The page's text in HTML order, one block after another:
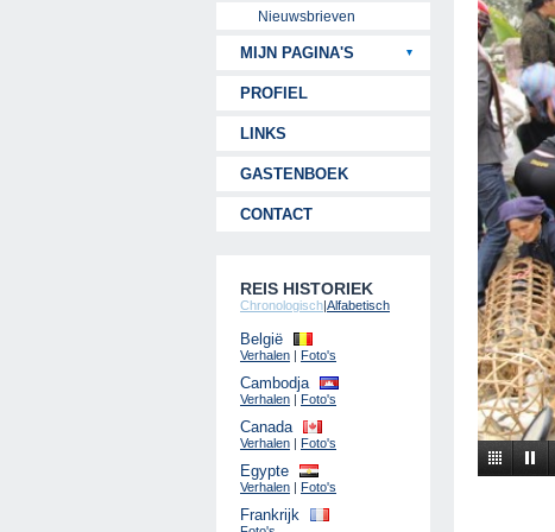
Nieuwsbrieven
MIJN PAGINA'S
PROFIEL
LINKS
GASTENBOEK
CONTACT
REIS HISTORIEK
Chronologisch|Alfabetisch
België
Verhalen | Foto's
Cambodja
Verhalen | Foto's
Canada
Verhalen | Foto's
Egypte
Verhalen | Foto's
Frankrijk